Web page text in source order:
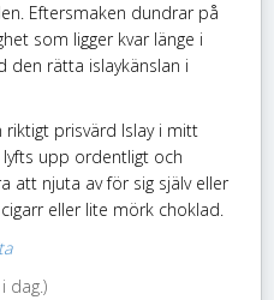
Eftersmaken dundrar på
som ligger kvar länge i
den rätta islaykänslan i
prisvärd Islay i mitt
upp ordentligt och
att njuta av för sig själv eller
eller lite mörk choklad.
dag.)